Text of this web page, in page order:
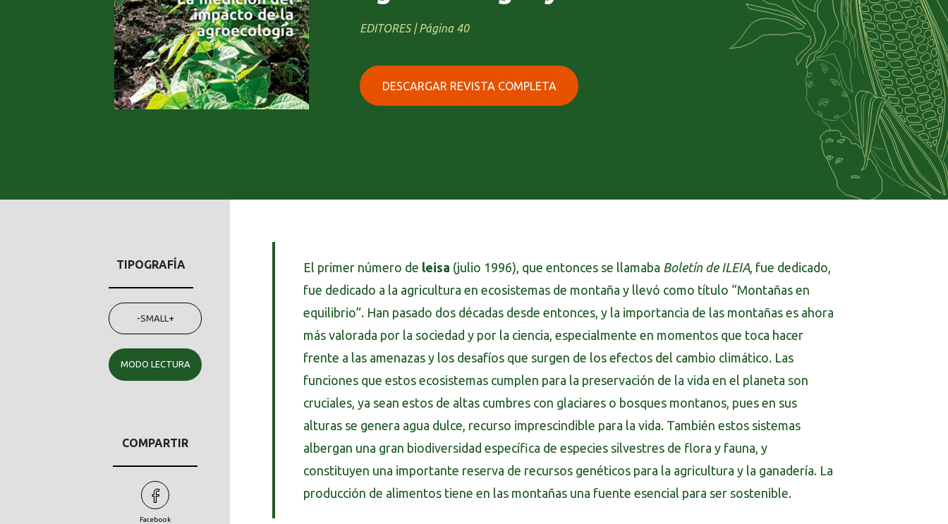
EDITORES | Página 40
DESCARGAR REVISTA COMPLETA
TIPOGRAFÍA
-SMALL +
MODO LECTURA
COMPARTIR
Facebook
El primer número de leisa (julio 1996), que entonces se llamaba Boletín de ILEIA , fue dedicado,
fue dedicado a la agricultura en ecosistemas de montaña y llevó como título “Montañas en
equilibrio”. Han pasado dos décadas desde entonces, y la importancia de las montañas es ahora
más valorada por la sociedad y por la ciencia, especialmente en momentos que toca hacer
frente a las amenazas y los desafíos que surgen de los efectos del cambio climático. Las
funciones que estos ecosistemas cumplen para la preservación de la vida en el planeta son
cruciales, ya sean estos de altas cumbres con glaciares o bosques montanos, pues en sus
alturas se genera agua dulce, recurso imprescindible para la vida. También estos sistemas
albergan una gran biodiversidad específica de especies silvestres de flora y fauna, y
constituyen una importante reserva de recursos genéticos para la agricultura y la ganadería. La
producción de alimentos tiene en las montañas una fuente esencial para ser sostenible.